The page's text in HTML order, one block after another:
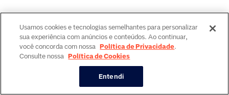
Usamos cookies e tecnologias semelhantes para personalizar
sua experiência com anúncios e conteúdos. Ao continuar,
você concorda com nossa Política de Privacidade.
Consulte nossa Política de Cookies
Entendi